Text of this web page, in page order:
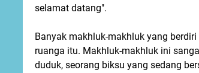
selamat datang".
Banyak makhluk-makhluk yang
ruanga itu. Makhluk-makhluk ini
duduk, seorang biksu yang sedang